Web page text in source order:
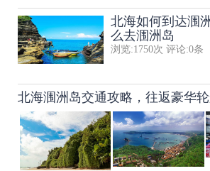
北海如何到达涠
么去涠洲岛
浏览:1750次 评论:0条
北海涠洲岛交通攻略，往返豪华